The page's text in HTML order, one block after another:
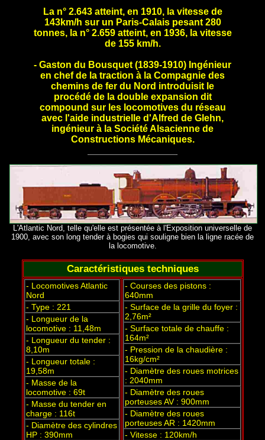
La n° 2.643 atteint, en 1910, la vitesse de
143km/h sur un Paris-Calais pesant 280
tonnes, la n° 2.659 atteint, en 1936, la vitesse
de 155 km/h.
- Gaston du Bousquet (1839-1910) Ingénieur
en chef de la traction à la Compagnie des
chemins de fer du Nord introduisit le
procédé de la double expansion dit
compound sur les locomotives du réseau
avec l'aide industrielle d'Alfred de Glehn,
ingénieur à la Société Alsacienne de
Constructions Mécaniques.
L'Atlantic Nord, telle qu'elle est présentée à l'Exposition universelle de
1900, avec son long tender à bogies qui souligne bien la ligne racée de
la locomotive.
Caractéristiques techniques
- Locomotives Atlantic
Nord
- Type : 221
- Longueur de la
locomotive : 11,48m
- Longueur du tender :
8,10m
- Longueur totale :
19,58m
- Masse de la
locomotive : 69t
- Masse du tender en
charge : 116t
- Diamètre des cylindres
HP : 390mm
- Courses des pistons :
640mm
- Surface de la grille du foyer :
2,76m²
- Surface totale de chauffe :
164m²
- Pression de la chaudière :
16kg/cm²
- Diamètre des roues motrices
: 2040mm
- Diamètre des roues
porteuses AV : 900mm
- Diamètre des roues
porteuses AR : 1420mm
- Vitesse : 120km/h